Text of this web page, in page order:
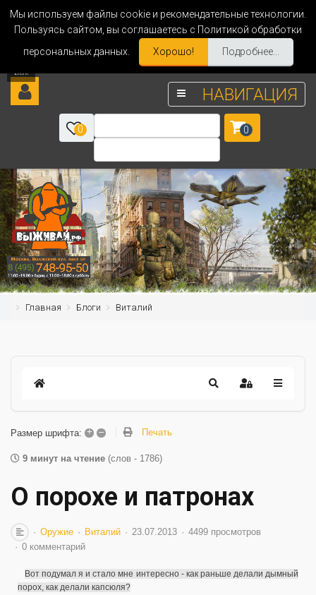
Мы используем файлы cookie и рекомендательные технологии.
Пользуясь сайтом, вы соглашаетесь с Политикой обработки
персональных данных.
Хорошо! Подробнее...
НАВИГАЦИЯ
0 0
Главная Блоги Виталий
Размер шрифта: + – Печать
9 минут на чтение (слов - 1786)
О порохе и патронах
Оружие Виталий 23.07.2013
4499 просмотров
0 комментарий
Вот подумал я и стало мне интересно - как раньше делали дымный
порох, как делали капсюля?